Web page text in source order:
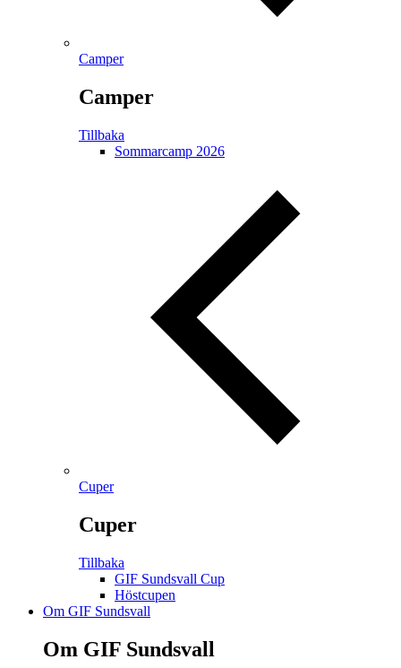
Camper
Camper
Tillbaka
Sommarcamp 2026
Cuper
Cuper
Tillbaka
GIF Sundsvall Cup
Höstcupen
Om GIF Sundsvall
Om GIF Sundsvall